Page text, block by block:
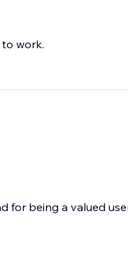
work.
for being a valued